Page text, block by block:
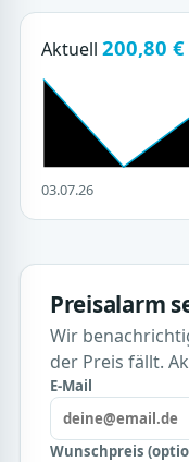
Aktuell 200,80 €
03.07.26
Preisalarm
Wir
der Preis fällt.
E-Mail
Wunschpreis